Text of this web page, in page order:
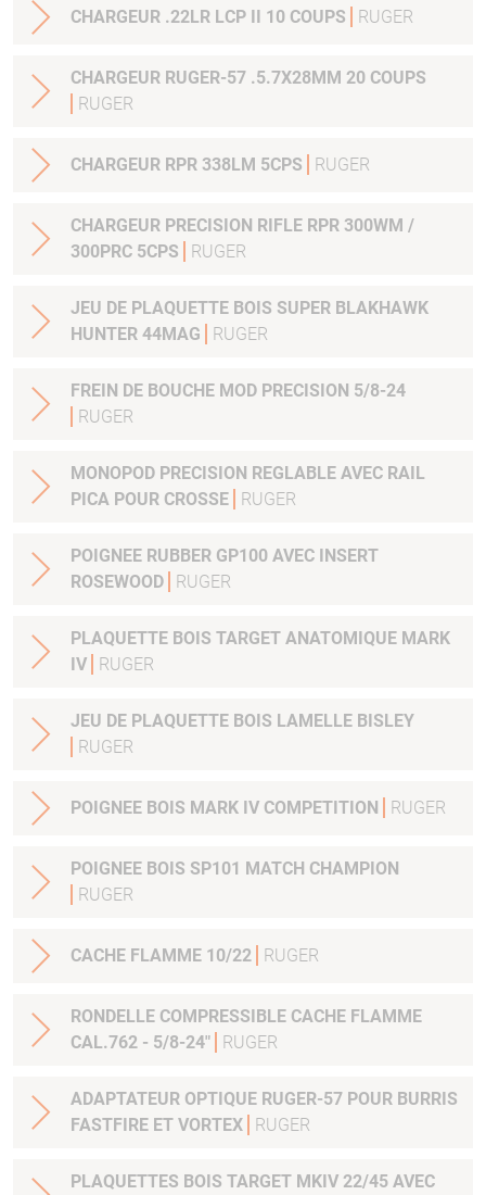
CHARGEUR .22LR LCP II 10 COUPS RUGER
CHARGEUR RUGER-57 .5.7X28MM 20 COUPS
RUGER
CHARGEUR RPR 338LM 5CPS RUGER
CHARGEUR PRECISION RIFLE RPR 300WM /
300PRC 5CPS
RUGER
JEU DE PLAQUETTE BOIS SUPER BLAKHAWK
HUNTER 44MAG
RUGER
FREIN DE BOUCHE MOD PRECISION 5/8-24
RUGER
MONOPOD PRECISION REGLABLE AVEC RAIL
PICA POUR CROSSE
RUGER
POIGNEE RUBBER GP100 AVEC INSERT
ROSEWOOD
RUGER
PLAQUETTE BOIS TARGET ANATOMIQUE MARK
IV
RUGER
JEU DE PLAQUETTE BOIS LAMELLE BISLEY
RUGER
POIGNEE BOIS MARK IV COMPETITION RUGER
POIGNEE BOIS SP101 MATCH CHAMPION
RUGER
CACHE FLAMME 10/22 RUGER
RONDELLE COMPRESSIBLE CACHE FLAMME
CAL.762 - 5/8-24"
RUGER
ADAPTATEUR OPTIQUE RUGER-57 POUR BURRIS
FASTFIRE ET VORTEX
RUGER
PLAQUETTES BOIS TARGET MKIV 22/45 AVEC